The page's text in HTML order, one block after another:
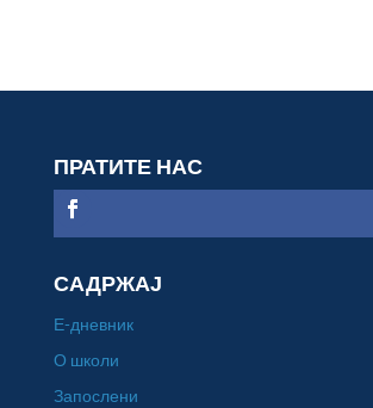
ПРАТИТЕ НАС
САДРЖАЈ
Е-дневник
О школи
Запослени